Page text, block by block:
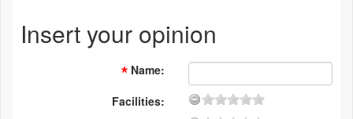
Insert your opinion
Name:
Facilities: